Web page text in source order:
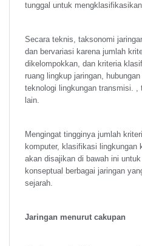
tunggal untuk
Secara teknis, taksonomi
dan bervariasi karena jumlah
dikelompokkan, dan kriteria
ruang lingkup jaringan,
teknologi lingkungan transmisi. ,
lain.
Mengingat tingginya jumlah
komputer, klasifikasi lingkungan
akan disajikan di bawah ini
konseptual berbagai jaringan
sejarah.
Jaringan menurut cakupan